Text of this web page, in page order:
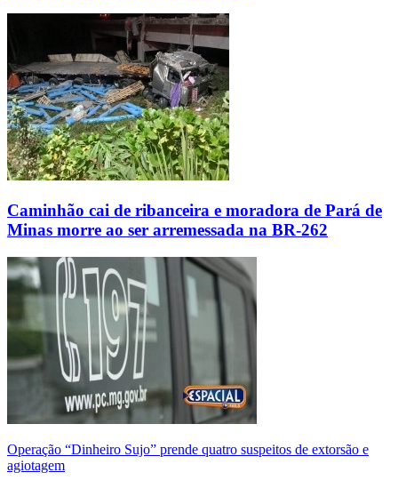
Caminhão cai de ribanceira e moradora de Pará de
Minas morre ao ser arremessada na BR-262
Operação “Dinheiro Sujo” prende quatro suspeitos de extorsão e
agiotagem